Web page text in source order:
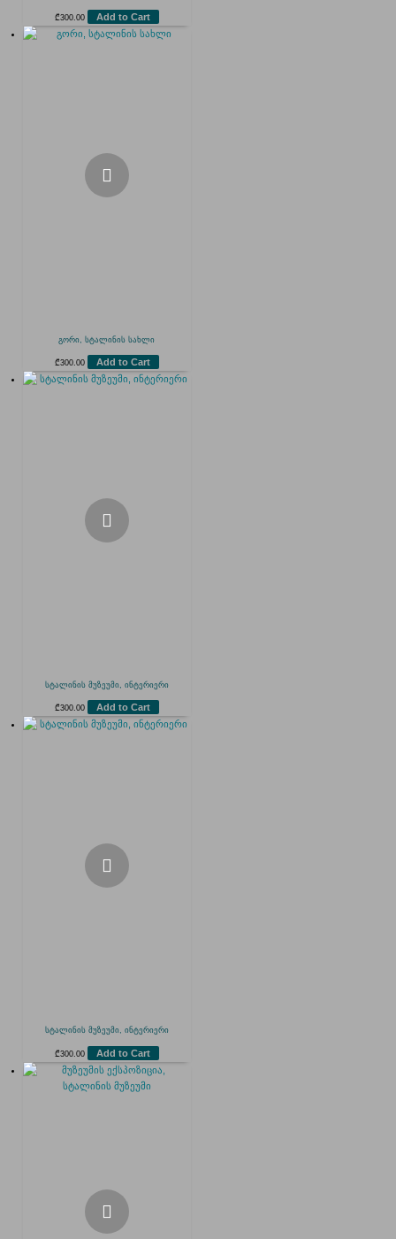
₾300.00 Add to Cart
გორი, სტალინის სახლი
₾300.00 Add to Cart
სტალინის მუზეუმი, ინტერიერი
₾300.00 Add to Cart
სტალინის მუზეუმი, ინტერიერი
₾300.00 Add to Cart